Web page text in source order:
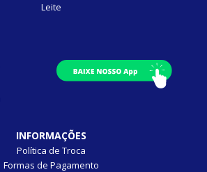
Leite
INFORMAÇÕES
Política de Troca
Formas de Pagamento